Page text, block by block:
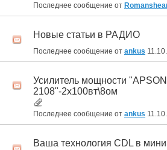
Последнее сообщение от
Новые статьи в РАДИО
Последнее сообщение от ankus
Усилитель мощности "APSON
2108"-2х100вт\8ом
Последнее сообщение от ankus
Ваша технология CDL в